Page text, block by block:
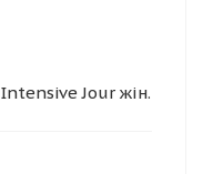
Jour жін.